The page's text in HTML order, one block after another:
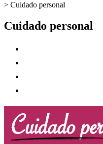
> Cuidado personal
Cuidado personal